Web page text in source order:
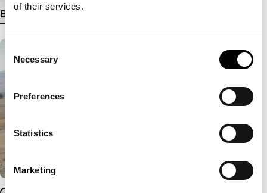
of their services.
Selection
Necessary
Preferences
Statistics
Marketing
Bekijk meer details